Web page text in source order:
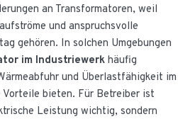
an Transformatoren, weil
und anspruchsvolle
gehören. In solchen Umgebungen
im Industriewerk häufig
und Überlastfähigkeit im
bieten. Für Betreiber ist
Leistung wichtig, sondern